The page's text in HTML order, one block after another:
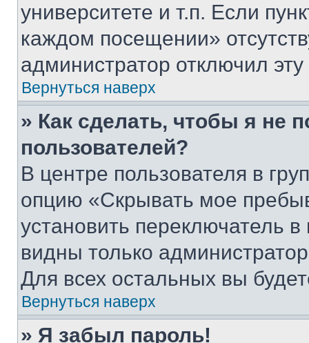
университете и т.п. Если
каждом посещении»
администратор отключил
Вернуться наверх
» Как сделать, чтобы я не
пользователей?
В центре пользователя в
опцию «Скрывать мое
установить переключатель
видны только
Для всех остальных вы
Вернуться наверх
» Я забыл пароль!